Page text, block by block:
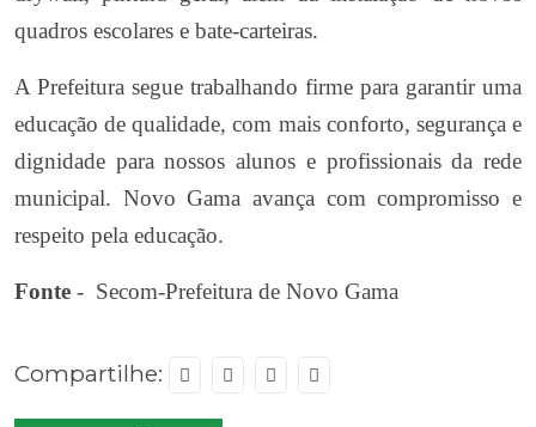
quadros escolares e bate-carteiras.
A Prefeitura segue trabalhando firme para garantir uma
educação de qualidade, com mais conforto, segurança e
dignidade para nossos alunos e profissionais da rede
municipal. Novo Gama avança com compromisso e
respeito pela educação.
Fonte - Secom-Prefeitura de Novo Gama
Compartilhe: